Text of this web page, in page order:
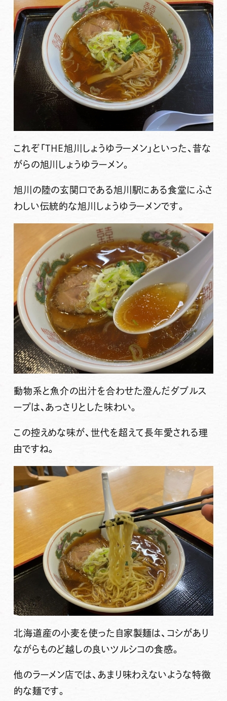
これぞ「THE旭川しょうゆラーメン」といった、昔な
がらの旭川しょうゆラーメン。
旭川の陸の玄関口である旭川駅にある食堂にふさ
わしい伝統的な旭川しょうゆラーメンです。
動物系と魚介の出汁を合わせた澄んだダブルス
ープは、あっさりとした味わい。
この控えめな味が、世代を超えて長年愛される理
由ですね。
北海道産の小麦を使った自家製麺は、コシがあり
ながらものど越しの良いツルシコの食感。
他のラーメン店では、あまり味わえないような特徴
的な麺です。